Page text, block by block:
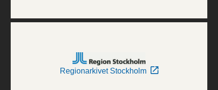
Regionarkivet Stockholm